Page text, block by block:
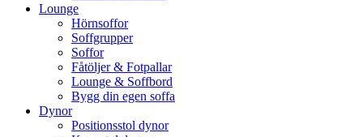
Lounge
Hörnsoffor
Soffgrupper
Soffor
Fåtöljer & Fotpallar
Lounge & Soffbord
Bygg din egen soffa
Dynor
Positionsstol dynor